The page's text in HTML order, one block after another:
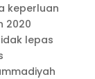
keperluan
2020
lepas